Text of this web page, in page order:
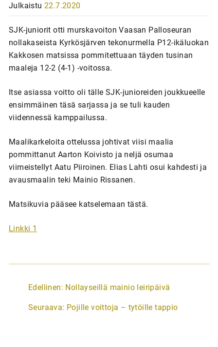
Julkaistu 22.7.2020
SJK-juniorit otti murskavoiton Vaasan Palloseuran
nollakaseista Kyrkösjärven tekonurmella P12-ikäluokan
Kakkosen matsissa pommitettuaan täyden tusinan
maaleja 12-2 (4-1) -voitossa.
Itse asiassa voitto oli tälle SJK-junioreiden joukkueelle
ensimmäinen täsä sarjassa ja se tuli kauden
viidennessä kamppailussa.
Maalikarkeloita ottelussa johtivat viisi maalia
pommittanut Aarton Koivisto ja neljä osumaa
viimeistellyt Aatu Piiroinen. Elias Lahti osui kahdesti ja
avausmaalin teki Mainio Rissanen.
Matsikuvia pääsee katselemaan tästä.
Linkki 1
A
t
Edellinen: Nollayseillä mainio leiripäivä
Seuraava: Pojille voittoja – tytöille tappio